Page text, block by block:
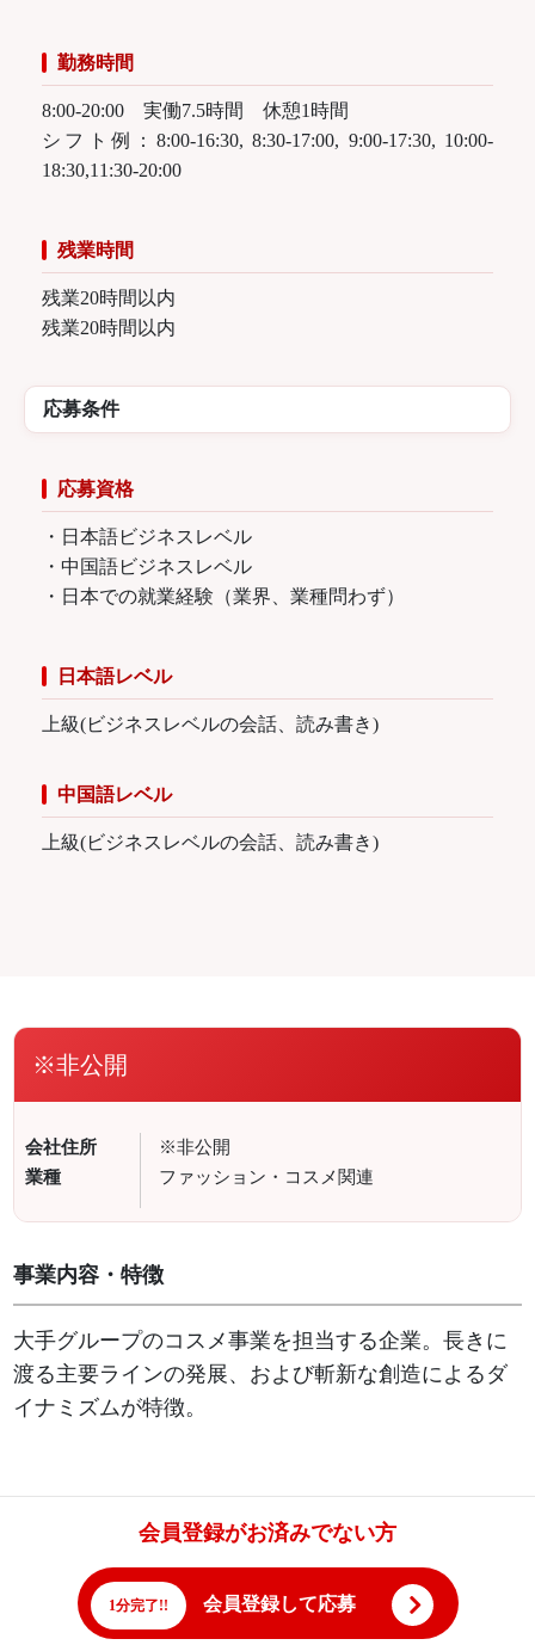
勤務時間
8:00-20:00 実働7.5時間 休憩1時間
シフト例：8:00-16:30, 8:30-17:00, 9:00-17:30, 10:00-
18:30,11:30-20:00
残業時間
残業20時間以内
残業20時間以内
応募条件
応募資格
・日本語ビジネスレベル
・中国語ビジネスレベル
・日本での就業経験（業界、業種問わず）
日本語レベル
上級(ビジネスレベルの会話、読み書き)
中国語レベル
上級(ビジネスレベルの会話、読み書き)
※非公開
会社住所
※非公開
業種
ファッション・コスメ関連
事業内容・特徴
大手グループのコスメ事業を担当する企業。長きに
渡る主要ラインの発展、および斬新な創造によるダ
イナミズムが特徴。
会員登録がお済みでない方
1分完了!! 会員登録して応募